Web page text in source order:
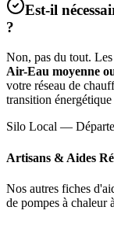
Est-il
?
Non, pas du tout.
Air-Eau moyenne
votre réseau de
transition
Silo Local —
Artisans & Aides
Nos autres fiches
de pompes à chaleur